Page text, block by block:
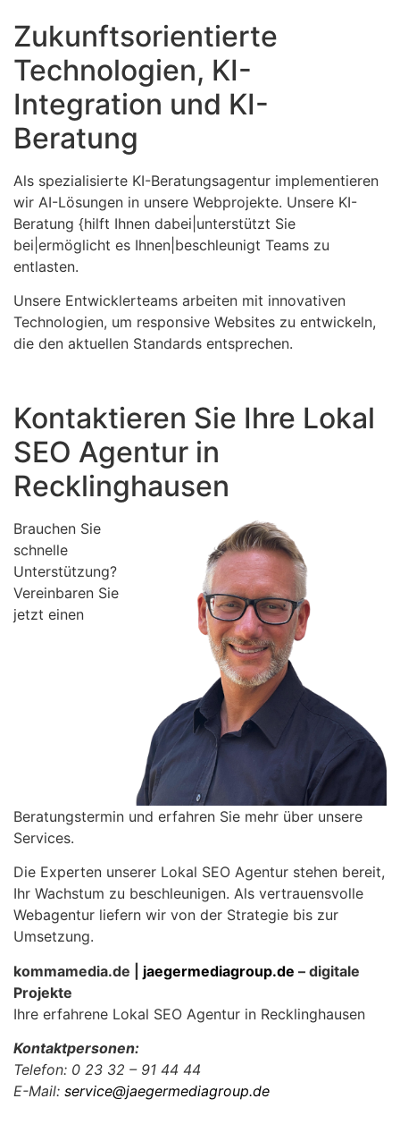
Zukunftsorientierte
Technologien, KI-
Integration und KI-
Beratung
Als spezialisierte KI-Beratungsagentur implementieren
wir AI-Lösungen in unsere Webprojekte. Unsere KI-
Beratung {hilft Ihnen dabei|unterstützt Sie
bei|ermöglicht es Ihnen|beschleunigt Teams zu
entlasten.
Unsere Entwicklerteams arbeiten mit innovativen
Technologien, um responsive Websites zu entwickeln,
die den aktuellen Standards entsprechen.
Kontaktieren Sie Ihre Lokal
SEO Agentur in
Recklinghausen
Brauchen Sie
schnelle
Unterstützung?
Vereinbaren Sie
jetzt einen
Beratungstermin und erfahren Sie mehr über unsere
Services.
Die Experten unserer Lokal SEO Agentur stehen bereit,
Ihr Wachstum zu beschleunigen. Als vertrauensvolle
Webagentur liefern wir von der Strategie bis zur
Umsetzung.
kommamedia.de | jaegermediagroup.de – digitale
Projekte
Ihre erfahrene Lokal SEO Agentur in Recklinghausen
Kontaktpersonen:
Telefon: 0 23 32 – 91 44 44
E-Mail: service@jaegermediagroup.de